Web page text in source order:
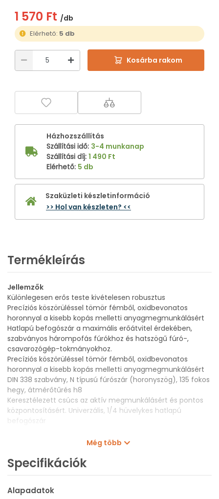
1 570 Ft /db
Elérhető: 5 db
Kosárba rakom
Házhozszállítás
Szállítási idő: 3-4 munkanap
Szállítási díj: 1 490 Ft
Elérhető: 5 db
Szaküzleti készletinformáció
>> Hol van készleten? <<
Termékleírás
Jellemzők
Különlegesen erős teste kivételesen robusztus
Precíziós köszörüléssel tömör fémből, oxidbevonatos
horonnyal a kisebb kopás melletti anyagmegmunkálásért
Hatlapú befogószár a maximális erőátvitel érdekében,
szabványos hárompofás fúrókhoz és hatszögű fúró-,
csavarozógép-tokmányokhoz.
Precíziós köszörüléssel tömör fémből, oxidbevonatos
horonnyal a kisebb kopás melletti anyagmegmunkálásért
DIN 338 szabvány, N típusú fúrószár (horonyszög), 135 fokos
hegy, átmérőtűrés h8
Keresztélezett csúcs az aktív megmunkálásért és pontos
központosításért. Univerzális, 1/4 hüvelykes hatlapú
befogószár
Munkahossz: 69 mm
Teljes hossz: 109 mm
Még több
Specifikációk
Alapadatok